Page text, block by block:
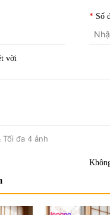
Số
vời
đa 4 ảnh